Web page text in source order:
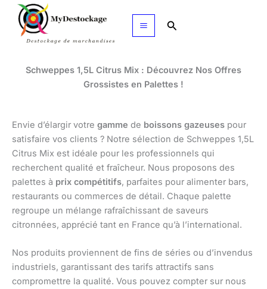
Aller
contenu
Rechercher
Schweppes 1,5L Citrus Mix : Découvrez Nos Offres
Grossistes en Palettes !
Envie d’élargir votre gamme de boissons gazeuses pour
satisfaire vos clients ? Notre sélection de Schweppes 1,5L
Citrus Mix est idéale pour les professionnels qui
recherchent qualité et fraîcheur. Nous proposons des
palettes à prix compétitifs, parfaites pour alimenter bars,
restaurants ou commerces de détail. Chaque palette
regroupe un mélange rafraîchissant de saveurs
citronnées, apprécié tant en France qu’à l’international.
Nos produits proviennent de fins de séries ou d’invendus
industriels, garantissant des tarifs attractifs sans
compromettre la qualité. Vous pouvez compter sur nous